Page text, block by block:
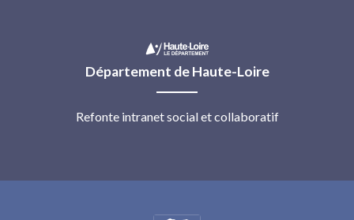
Département de Haute-Loire
Refonte intranet social et collaboratif